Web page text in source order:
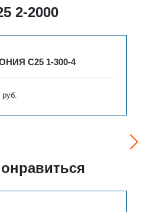
2-2000
С25 1-300-4
руб.